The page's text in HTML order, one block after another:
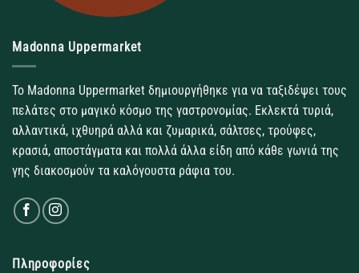
Madonna Uppermarket
Το Madonna Uppermarket δημιουργήθηκε για να ταξιδέψει τους
πελάτες στο μαγικό κόσμο της γαστρονομίας. Εκλεκτά τυριά,
αλλαντικά, ιχθυηρά αλλά και ζυμαρικά, σάλτσες, τρούφες,
κρασιά, αποστάγματα και πολλά άλλα είδη από κάθε γωνιά της
γης διακοσμούν τα καλόγουστα ράφια του.
Πληροφορίες